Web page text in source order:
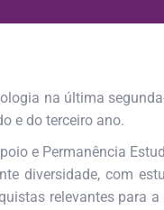
na última
e do terceiro ano.
e Permanência
diversidade, com
relevantes para